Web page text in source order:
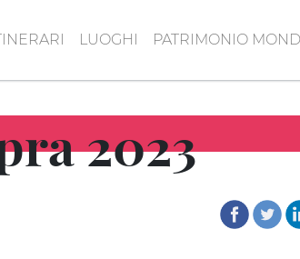
LUOGHI PATRIMONIO
2023